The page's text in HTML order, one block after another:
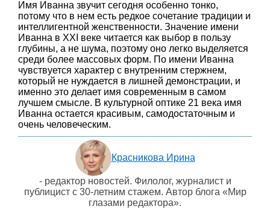
Имя Иванна звучит сегодня особенно тонко,
потому что в нем есть редкое сочетание традиции и
интеллигентной женственности. Значение имени
Иванна в XXI веке читается как выбор в пользу
глубины, а не шума, поэтому оно легко выделяется
среди более массовых форм. По имени Иванна
чувствуется характер с внутренним стержнем,
который не нуждается в лишней демонстрации, и
именно это делает имя современным в самом
лучшем смысле. В культурной оптике 21 века имя
Иванна остается красивым, самодостаточным и
очень человеческим.
Красникова Ирина
- редактор новостей. Филолог, журналист и
публицист с 30-летним стажем. Автор блога «Мир
глазами редактора».